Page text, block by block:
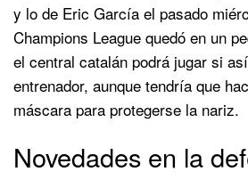
y lo de Eric García el pasado
Champions League quedó en un
el central catalán podrá jugar si
entrenador, aunque tendría que
máscara para protegerse la nariz.
Novedades en la